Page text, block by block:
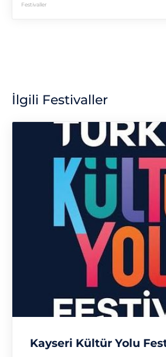
Festivaller
İlgili Festivaller
Kayseri Kültür Yolu